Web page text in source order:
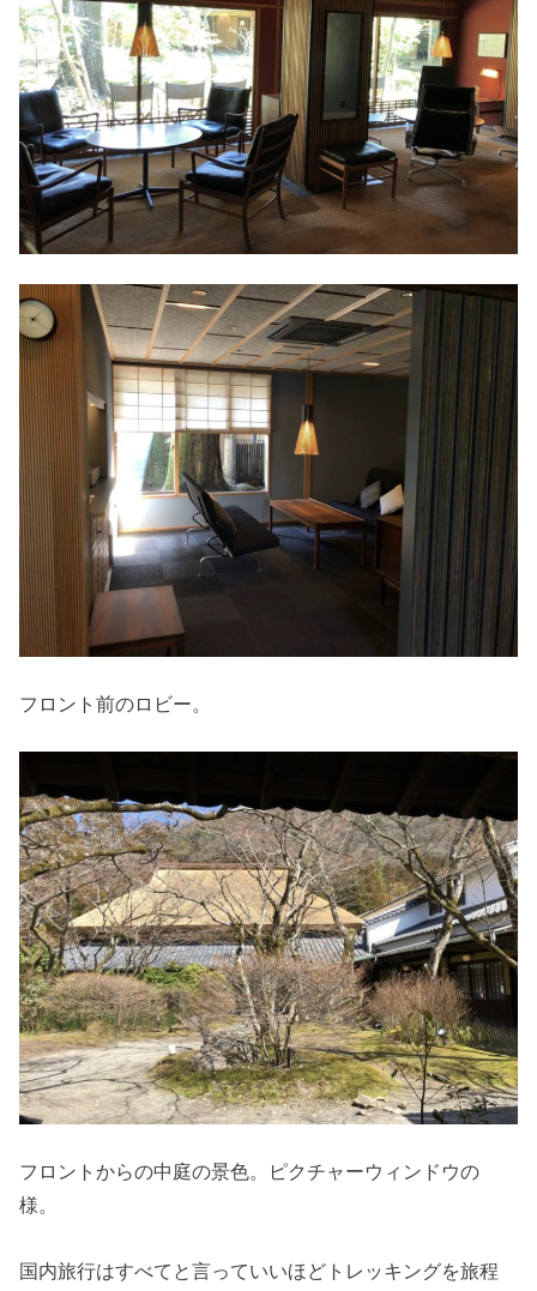
フロント前のロビー。
フロントからの中庭の景色。ピクチャーウィンドウの
様。
国内旅行はすべてと言っていいほどトレッキングを旅程